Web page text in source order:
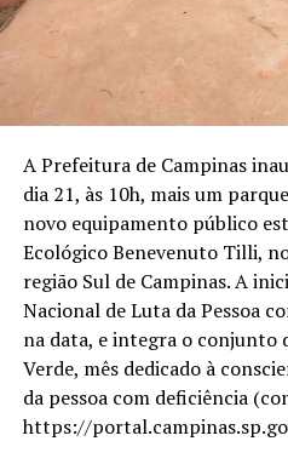
A Prefeitura de Campinas
dia 21, às 10h, mais um
novo equipamento público
Ecológico Benevenuto Tilli,
região Sul de Campinas. A
Nacional de Luta da Pessoa
na data, e integra o conjunto
Verde, mês dedicado à
da pessoa com deficiência
https://